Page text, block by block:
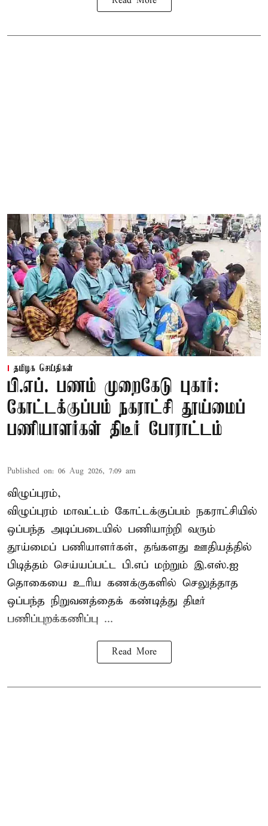
தமிழக செய்திகள்
பி.எப். பணம் முறைகேடு புகார்:
கோட்டக்குப்பம் நகராட்சி தூய்மைப்
பணியாளர்கள் திடீர் போராட்டம்
Published on: 06 Aug 2026, 7:09 am
விழுப்புரம்,
விழுப்புரம் மாவட்டம் கோட்டக்குப்பம் நகராட்சியில்
ஒப்பந்த அடிப்படையில் பணியாற்றி வரும்
தூய்மைப் பணியாளர்கள், தங்களது ஊதியத்தில்
பிடித்தம் செய்யப்பட்ட பி.எப் மற்றும் இ.எஸ்.ஐ
தொகையை உரிய கணக்குகளில் செலுத்தாத
ஒப்பந்த நிறுவனத்தைக் கண்டித்து திடீர்
பணிப்புறக்கணிப்பு ...
Read More